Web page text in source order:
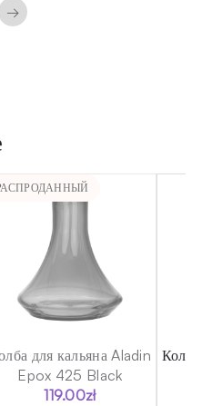
→
для кальяна Aladin
Epox 425 Black
119.00zł